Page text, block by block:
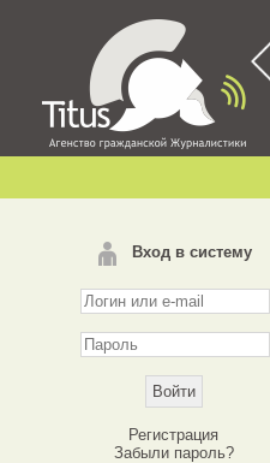
Вход в систему
Регистрация
Забыли пароль?